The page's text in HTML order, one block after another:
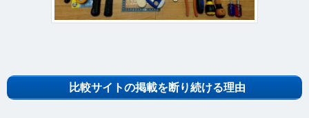
比較サイトの掲載を断り続ける理由